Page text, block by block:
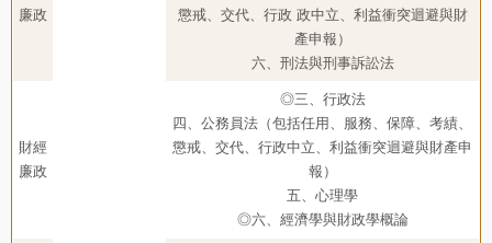
廉政
懲戒、交代、行政 政中立、利益衝突迴避與財
產申報）
六、刑法與刑事訴訟法
財經
廉政
◎三、行政法
四、公務員法（包括任用、服務、保障、考績、
懲戒、交代、行政中立、利益衝突迴避與財產申
報）
五、心理學
◎六、經濟學與財政學概論